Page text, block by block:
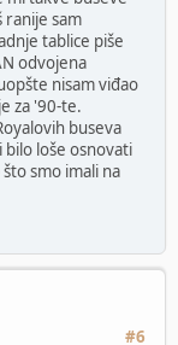
ranije sam
tablice piše
odvojena
nisam viđao
za '90-te.
buseva
bilo loše osnovati
smo imali na
#6